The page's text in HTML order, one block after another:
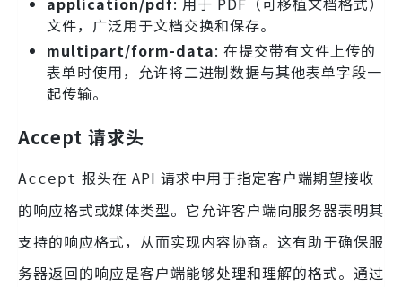
文件，广泛用于文档交换和保存。
multipart/form-data: 在提交带有文件上传的
表单时使用，允许将二进制数据与其他表单字段一
起传输。
Accept 请求头
Accept 报头在 API 请求中用于指定客户端期望接收
的响应格式或媒体类型。它允许客户端向服务器表明其
支持的响应格式，从而实现内容协商。这有助于确保服
务器返回的响应是客户端能够处理和理解的格式。通过